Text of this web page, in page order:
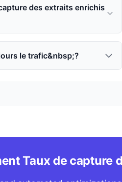
des extraits enrichis
le trafic&nbsp;?
Taux de capture